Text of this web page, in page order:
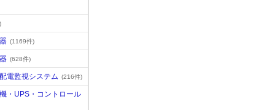
(1169件)
(628件)
電監視システム (216件)
・UPS・コントロール